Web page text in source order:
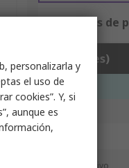
Opciones de
Unidad(es)
1 - 9
10 - 99
100 +
*precio indicativo
personalizarla y
el uso de
cookies”. Y, si
aunque es